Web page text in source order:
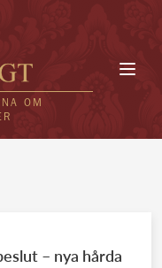
OM
– nya hårda